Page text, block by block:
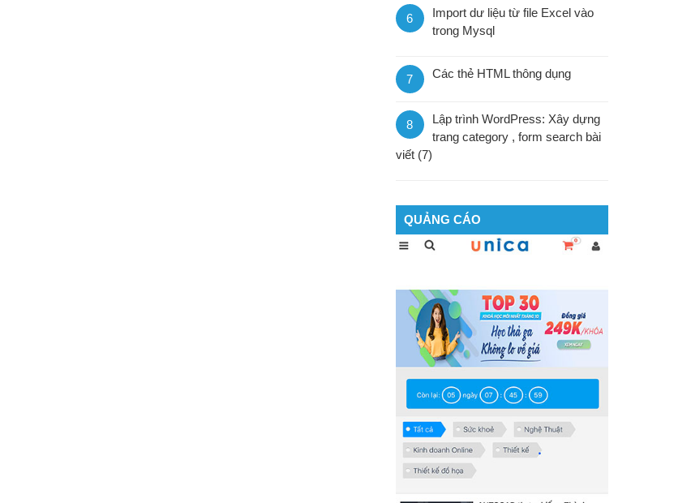
6
Import dư liệu từ file Excel vào
trong Mysql
7 Các thẻ HTML thông dụng
8
Lập trình WordPress: Xây dựng
trang category , form search bài
viết (7)
QUẢNG CÁO